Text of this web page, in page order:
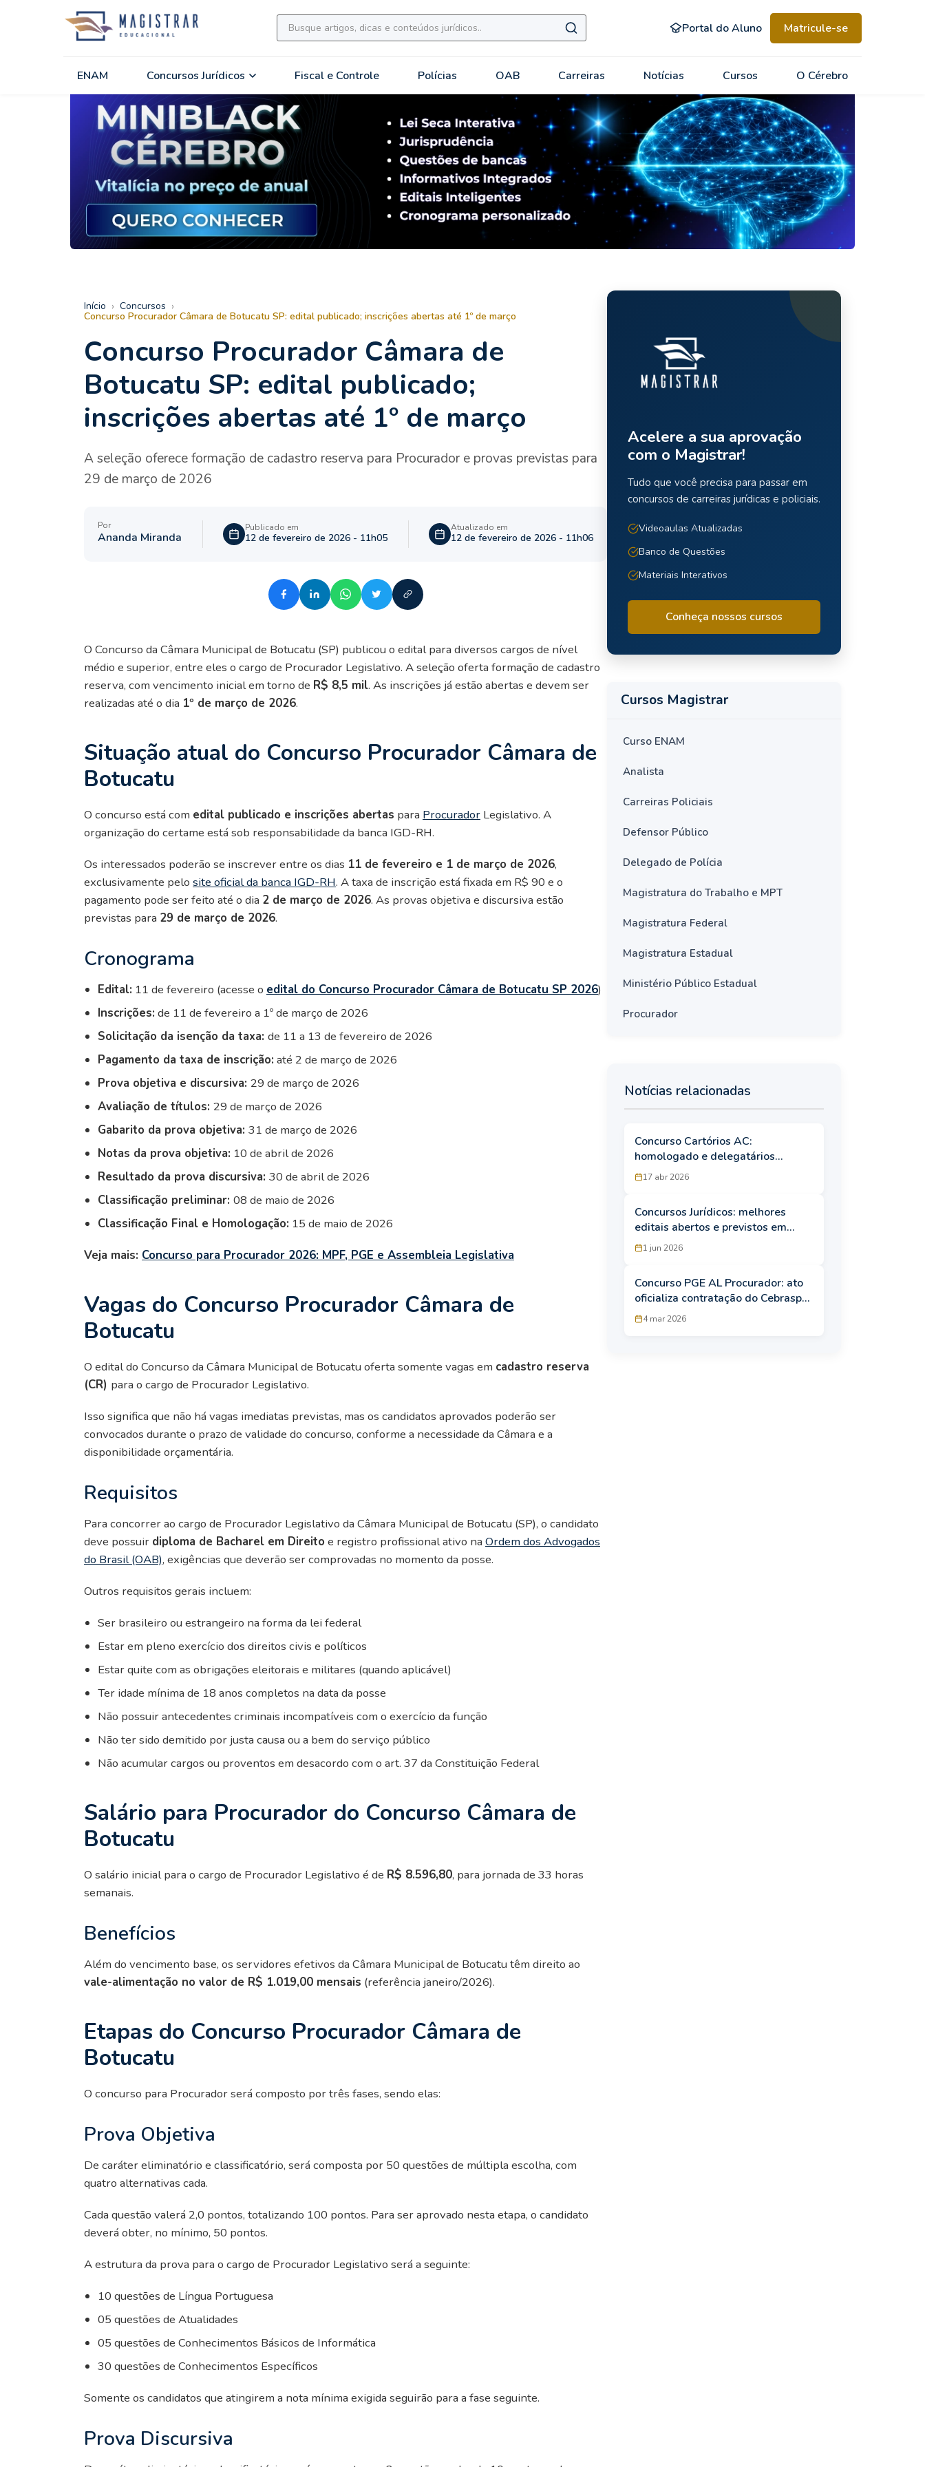
Portal do Aluno Matricule-se
ENAM Concursos Jurídicos Fiscal e Controle Polícias OAB Carreiras Notícias Cursos O Cérebro
Início › Concursos ›
Concurso Procurador Câmara de Botucatu SP: edital publicado; inscrições abertas até 1º de março
Concurso Procurador Câmara de
Botucatu SP: edital publicado;
inscrições abertas até 1º de março
A seleção oferece formação de cadastro reserva para Procurador e provas previstas para
29 de março de 2026
Por
Ananda Miranda
Publicado em
12 de fevereiro de 2026 - 11h05
Atualizado em
12 de fevereiro de 2026 - 11h06
O Concurso da Câmara Municipal de Botucatu (SP) publicou o edital para diversos cargos de nível
médio e superior, entre eles o cargo de Procurador Legislativo. A seleção oferta formação de cadastro
reserva, com vencimento inicial em torno de R$ 8,5 mil. As inscrições já estão abertas e devem ser
realizadas até o dia 1º de março de 2026.
Situação atual do Concurso Procurador Câmara de
Botucatu
O concurso está com edital publicado e inscrições abertas para Procurador Legislativo. A
organização do certame está sob responsabilidade da banca IGD-RH.
Os interessados poderão se inscrever entre os dias 11 de fevereiro e 1 de março de 2026,
exclusivamente pelo site oficial da banca IGD-RH. A taxa de inscrição está fixada em R$ 90 e o
pagamento pode ser feito até o dia 2 de março de 2026. As provas objetiva e discursiva estão
previstas para 29 de março de 2026.
Cronograma
Edital: 11 de fevereiro (acesse o edital do Concurso Procurador Câmara de Botucatu SP 2026)
Inscrições: de 11 de fevereiro a 1º de março de 2026
Solicitação da isenção da taxa: de 11 a 13 de fevereiro de 2026
Pagamento da taxa de inscrição: até 2 de março de 2026
Prova objetiva e discursiva: 29 de março de 2026
Avaliação de títulos: 29 de março de 2026
Gabarito da prova objetiva: 31 de março de 2026
Notas da prova objetiva: 10 de abril de 2026
Resultado da prova discursiva: 30 de abril de 2026
Classificação preliminar: 08 de maio de 2026
Classificação Final e Homologação: 15 de maio de 2026
Veja mais: Concurso para Procurador 2026: MPF, PGE e Assembleia Legislativa
Vagas do Concurso Procurador Câmara de
Botucatu
O edital do Concurso da Câmara Municipal de Botucatu oferta somente vagas em cadastro reserva
(CR) para o cargo de Procurador Legislativo.
Isso significa que não há vagas imediatas previstas, mas os candidatos aprovados poderão ser
convocados durante o prazo de validade do concurso, conforme a necessidade da Câmara e a
disponibilidade orçamentária.
Requisitos
Para concorrer ao cargo de Procurador Legislativo da Câmara Municipal de Botucatu (SP), o candidato
deve possuir diploma de Bacharel em Direito e registro profissional ativo na Ordem dos Advogados
do Brasil (OAB), exigências que deverão ser comprovadas no momento da posse.
Outros requisitos gerais incluem:
Ser brasileiro ou estrangeiro na forma da lei federal
Estar em pleno exercício dos direitos civis e políticos
Estar quite com as obrigações eleitorais e militares (quando aplicável)
Ter idade mínima de 18 anos completos na data da posse
Não possuir antecedentes criminais incompatíveis com o exercício da função
Não ter sido demitido por justa causa ou a bem do serviço público
Não acumular cargos ou proventos em desacordo com o art. 37 da Constituição Federal
Salário para Procurador do Concurso Câmara de
Botucatu
O salário inicial para o cargo de Procurador Legislativo é de R$ 8.596,80, para jornada de 33 horas
semanais.
Benefícios
Além do vencimento base, os servidores efetivos da Câmara Municipal de Botucatu têm direito ao
vale-alimentação no valor de R$ 1.019,00 mensais (referência janeiro/2026).
Etapas do Concurso Procurador Câmara de
Botucatu
O concurso para Procurador será composto por três fases, sendo elas:
Prova Objetiva
De caráter eliminatório e classificatório, será composta por 50 questões de múltipla escolha, com
quatro alternativas cada.
Cada questão valerá 2,0 pontos, totalizando 100 pontos. Para ser aprovado nesta etapa, o candidato
deverá obter, no mínimo, 50 pontos.
A estrutura da prova para o cargo de Procurador Legislativo será a seguinte:
10 questões de Língua Portuguesa
05 questões de Atualidades
05 questões de Conhecimentos Básicos de Informática
30 questões de Conhecimentos Específicos
Somente os candidatos que atingirem a nota mínima exigida seguirão para a fase seguinte.
Prova Discursiva
Acelere a sua aprovação
com o Magistrar!
Tudo que você precisa para passar em
concursos de carreiras jurídicas e policiais.
Videoaulas Atualizadas
Banco de Questões
Materiais Interativos
Conheça nossos cursos
Cursos Magistrar
Curso ENAM
Analista
Carreiras Policiais
Defensor Público
Delegado de Polícia
Magistratura do Trabalho e MPT
Magistratura Federal
Magistratura Estadual
Ministério Público Estadual
Procurador
Notícias relacionadas
Concurso Cartórios AC:
homologado e delegatários
empossados
17 abr 2026
Concursos Jurídicos: melhores
editais abertos e previstos em
junho; até R$ 41,8 mil!
1 jun 2026
Concurso PGE AL Procurador: ato
oficializa contratação do Cebraspe;
edital pode sair em breve
4 mar 2026